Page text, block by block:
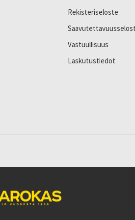
Rekisteriseloste
Vastuullisuus
Laskutustiedot